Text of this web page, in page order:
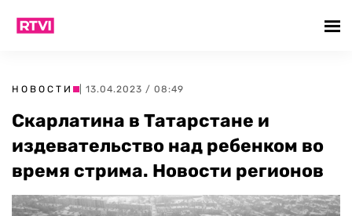
НОВОСТИ | 13.04.2023 / 08:49
Скарлатина в Татарстане и
издевательство над ребенком во
время стрима. Новости регионов